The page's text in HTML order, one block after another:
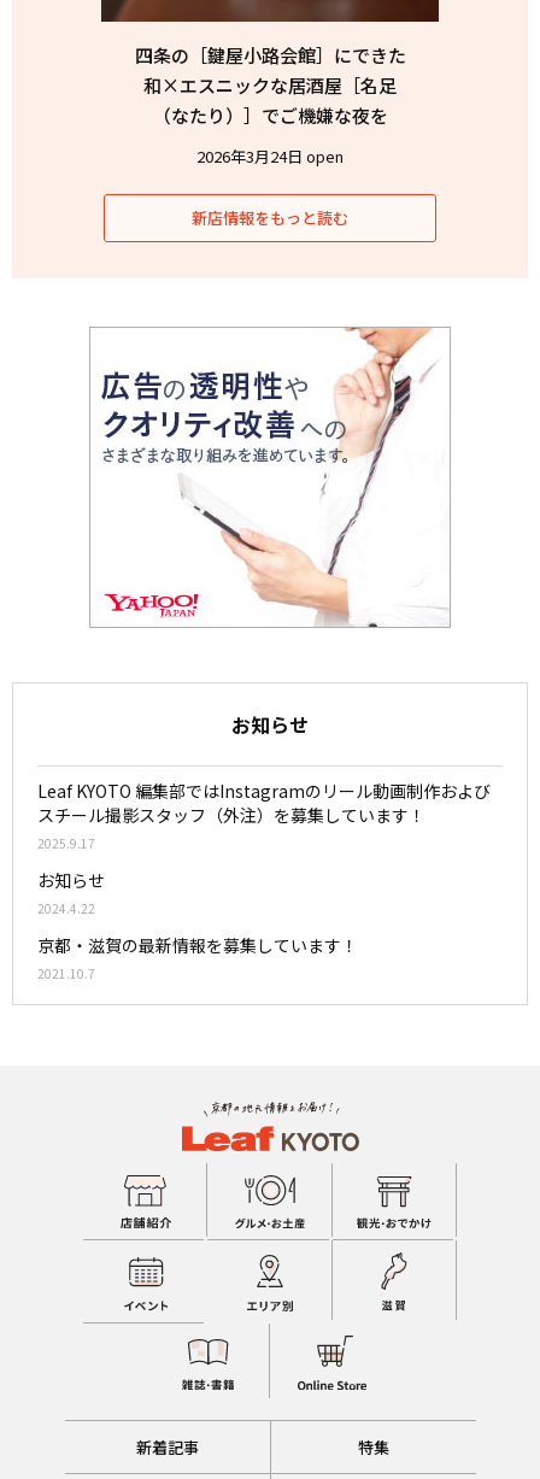
四条の［鍵屋小路会館］にできた
和×エスニックな居酒屋［名足
（なたり）］でご機嫌な夜を
2026年3月24日 open
新店情報をもっと読む
お知らせ
Leaf KYOTO 編集部ではInstagramのリール動画制作および
スチール撮影スタッフ（外注）を募集しています！
2025.9.17
お知らせ
2024.4.22
京都・滋賀の最新情報を募集しています！
2021.10.7
新着記事 特集